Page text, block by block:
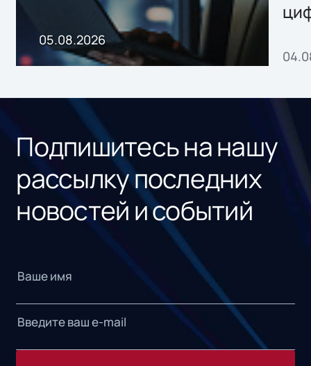
05.08.2026
Подпишитесь на нашу
рассылку последних
новостей и событий